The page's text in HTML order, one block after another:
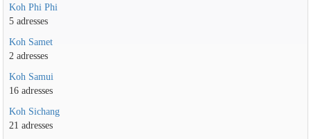
Koh Phi Phi
5 adresses
Koh Samet
2 adresses
Koh Samui
16 adresses
Koh Sichang
21 adresses